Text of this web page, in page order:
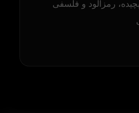
رمزآلود و فلسفی‌